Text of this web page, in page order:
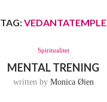
TAG:VEDANTATEMPLE
Spiritualitet
MENTAL TRENING
written by Monica Øien